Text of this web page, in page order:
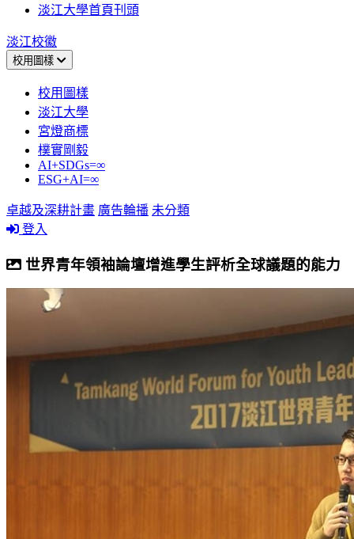
淡江大學首頁刊頭
淡江校徽
校用圖樣
校用圖樣
淡江大學
宮燈商標
樸實剛毅
AI+SDGs=∞
ESG+AI=∞
卓越及深耕計畫 廣告輪播 未分類
登入
世界青年領袖論壇增進學生評析全球議題的能力